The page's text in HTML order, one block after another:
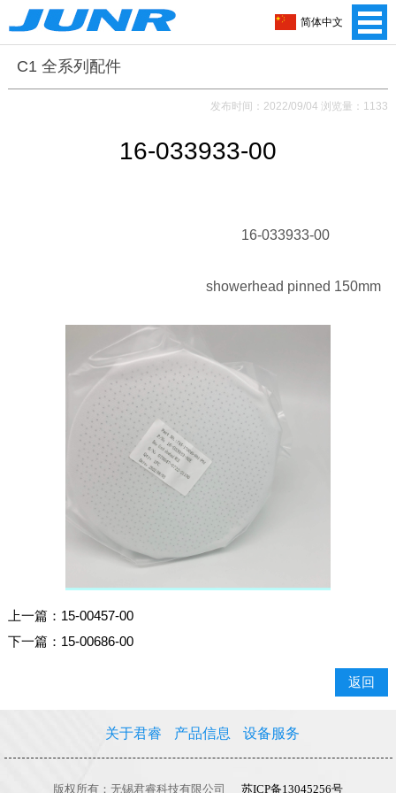
C1 全系列配件
发布时间：2022/09/04 浏览量：1133
16-033933-00
16-033933-00
showerhead pinned 150mm
上一篇： 15-00457-00
下一篇： 15-00686-00
返回
关于君睿 产品信息 设备服务
版权所有：无锡君睿科技有限公司苏ICP备13045256号
简体中文